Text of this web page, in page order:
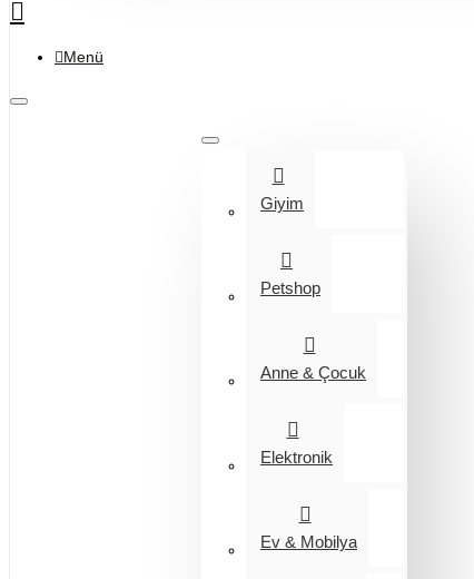
Menü
Giyim
Petshop
Anne & Çocuk
Elektronik
Ev & Mobilya